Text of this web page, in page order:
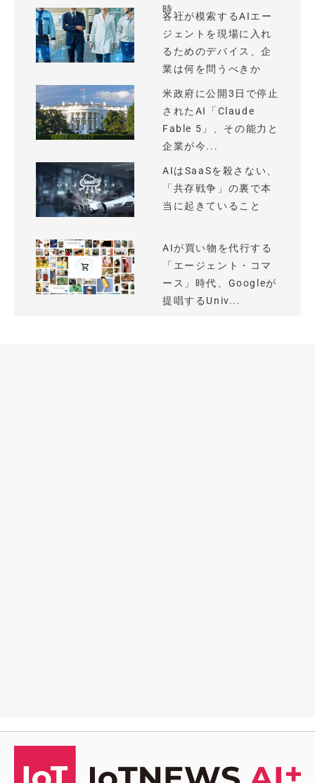
時...
各社が模索するAIエー
ジェントを現場に入れ
るためのデバイス、企
業は何を問うべきか
米政府に公開3日で停止
されたAI「Claude
Fable 5」、その能力と
企業が今...
AIはSaaSを殺さない、
「共存戦争」の裏で本
当に起きていること
AIが買い物を代行する
「エージェント・コマ
ース」時代、Googleが
提唱するUniv...